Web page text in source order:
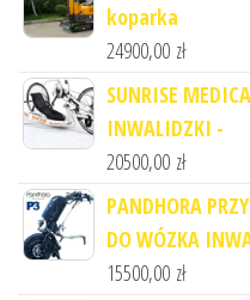
koparka
24900,00 zł
SUNRISE
INWALIDZKI -
20500,00 zł
PANDHORA
DO WÓZKA
15500,00 zł